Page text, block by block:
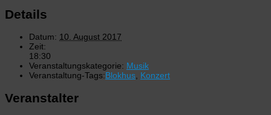
Details
Datum: 10. August 2017
Zeit:
18:30
Veranstaltungskategorie: Musik
Veranstaltung-Tags:Blokhus, Konzert
Veranstalter